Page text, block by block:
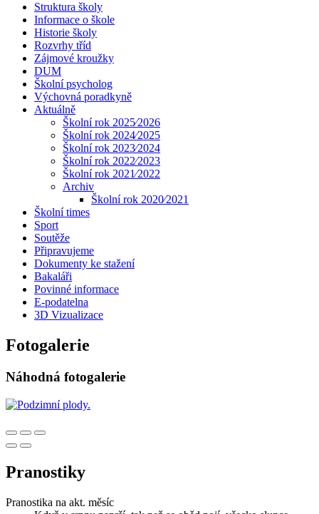
Struktura školy
Informace o škole
Historie školy
Rozvrhy tříd
Zájmové kroužky
DUM
Školní psycholog
Výchovná poradkyně
Aktuálně
Školní rok 2025⁄2026
Školní rok 2024⁄2025
Školní rok 2023⁄2024
Školní rok 2022⁄2023
Školní rok 2021⁄2022
Archiv
Školní rok 2020⁄2021
Školní times
Sport
Soutěže
Připravujeme
Dokumenty ke stažení
Bakaláři
Povinné informace
E-podatelna
3D Vizualizace
Fotogalerie
Náhodná fotogalerie
Pranostiky
Pranostika na akt. měsíc